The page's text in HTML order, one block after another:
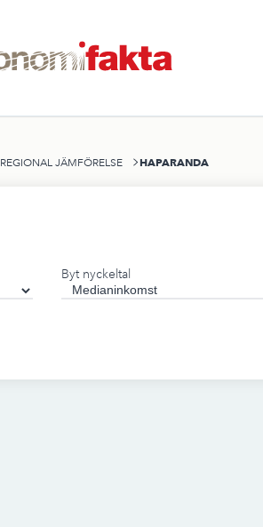
REGIONAL JÄMFÖRELSE HAPARANDA
Byt nyckeltal